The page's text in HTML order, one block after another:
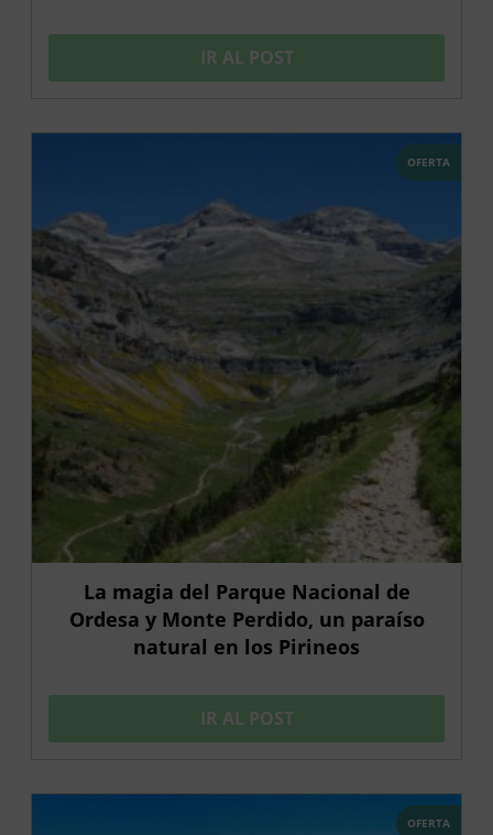
IR AL POST
OFERTA
La magia del Parque Nacional de
Ordesa y Monte Perdido, un paraíso
natural en los Pirineos
IR AL POST
OFERTA